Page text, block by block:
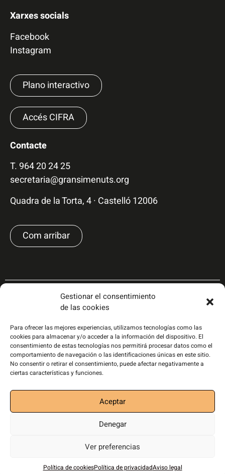
Gestionar el consentimiento
de las cookies
Para ofrecer las mejores experiencias, utilizamos tecnologías como las
cookies para almacenar y/o acceder a la información del dispositivo. El
consentimiento de estas tecnologías nos permitirá procesar datos como el
comportamiento de navegación o las identificaciones únicas en este sitio.
No consentir o retirar el consentimiento, puede afectar negativamente a
ciertas características y funciones.
Aceptar
Denegar
Ver preferencias
Política de cookiesPolítica de privacidadAviso legal
Xarxes socials
Facebook
Instagram
Plano interactivo
Accés CIFRA
Contacte
T. 964 20 24 25
secretaria@gransimenuts.org
Quadra de la Torta, 4 · Castelló 12006
Com arribar
Política de privacidad|Política de cookies|Aviso
Disseny i desenvolupament web: